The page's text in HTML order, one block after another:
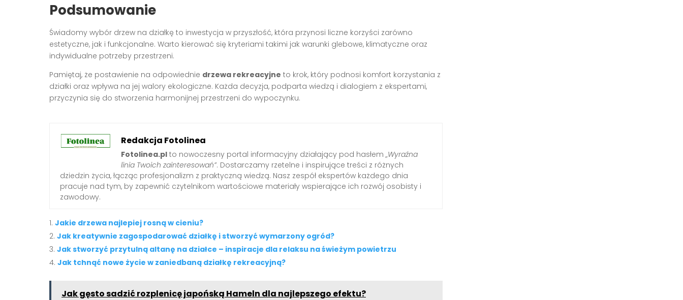
Podsumowanie
Świadomy wybór drzew na działkę to inwestycja w przyszłość, która przynosi liczne korzyści zarówno
estetyczne, jak i funkcjonalne. Warto kierować się kryteriami takimi jak warunki glebowe, klimatyczne oraz
indywidualne potrzeby przestrzeni.
Pamiętaj, że postawienie na odpowiednie drzewa rekreacyjne to krok, który podnosi komfort korzystania z
działki oraz wpływa na jej walory ekologiczne. Każda decyzja, podparta wiedzą i dialogiem z ekspertami,
przyczynia się do stworzenia harmonijnej przestrzeni do wypoczynku.
Redakcja Fotolinea
Fotolinea.pl to nowoczesny portal informacyjny działający pod hasłem „Wyraźna
linia Twoich zainteresowań”. Dostarczamy rzetelne i inspirujące treści z różnych
dziedzin życia, łącząc profesjonalizm z praktyczną wiedzą. Nasz zespół ekspertów każdego dnia
pracuje nad tym, by zapewnić czytelnikom wartościowe materiały wspierające ich rozwój osobisty i
zawodowy.
Jakie drzewa najlepiej rosną w cieniu?
Jak kreatywnie zagospodarować działkę i stworzyć wymarzony ogród?
Jak stworzyć przytulną altanę na działce – inspiracje dla relaksu na świeżym powietrzu
Jak tchnąć nowe życie w zaniedbaną działkę rekreacyjną?
Jak gęsto sadzić rozplenicę japońską Hameln dla najlepszego efektu?